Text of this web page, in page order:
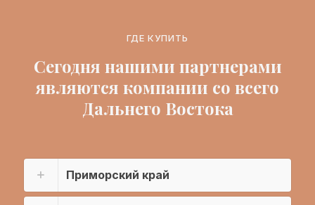
ГДЕ КУПИТЬ
Сегодня нашими партнерами
являются компании со всего
Дальнего Востока
Приморский край